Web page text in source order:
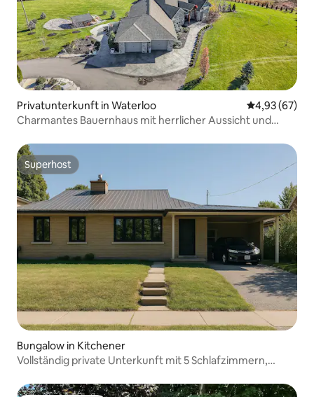
Privatunterkunft in Waterloo
4,93 (67)
Charmantes Bauernhaus mit herrlicher Aussicht und
Superhost
Superhost
Bungalow in Kitchener
Vollständig private Unterkunft mit 5 Schlafzimmern,